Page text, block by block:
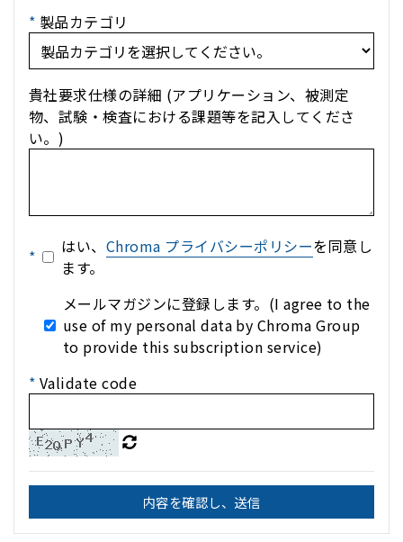
* 製品カテゴリ
貴社要求仕様の詳細 (アプリケーション、被測定
物、試験・検査における課題等を記入してくださ
い。)
* はい、 Chroma プライバシーポリシーを同意し
ます。
メールマガジンに登録します。(I agree to the
use of my personal data by Chroma Group
to provide this subscription service)
* Validate code
内容を確認し、送信